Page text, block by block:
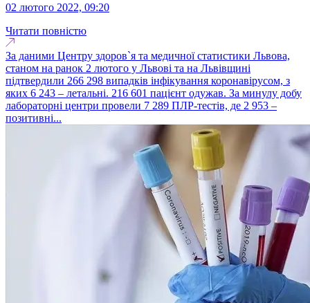
02 лютого 2022, 09:20
Читати повністю
За даними Центру здоров`я та медичної статистики Львова,
станом на ранок 2 лютого у Львові та на Львівщині
підтвердили 266 298 випадків інфікування коронавірусом, з
яких 6 243 – летальні. 216 601 пацієнт одужав. За минулу добу
лабораторні центри провели 7 289 ПЛР-тестів, де 2 953 –
позитивні...